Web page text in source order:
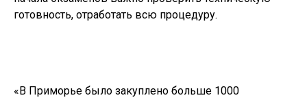
готовность, отработать всю процедуру.
«В Приморье было закуплено больше 1000